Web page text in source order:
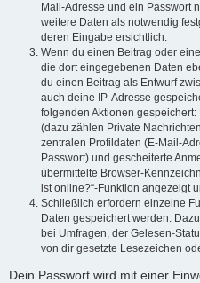
Mail-Adresse und ein Passwort
weitere Daten als notwendig
deren Eingabe ersichtlich.
Wenn du einen Beitrag oder
die dort eingegebenen Daten
du einen Beitrag als Entwurf
auch deine IP-Adresse
folgenden Aktionen
(dazu zählen Private
zentralen Profildaten (E-Mail-
Passwort) und gescheiterte
übermittelte Browser-
ist online?“-Funktion angezeigt
Schließlich erfordern einzelne
Daten gespeichert werden.
bei Umfragen, der Gelesen-
von dir gesetzte Lesezeichen
Dein Passwort wird mit einer